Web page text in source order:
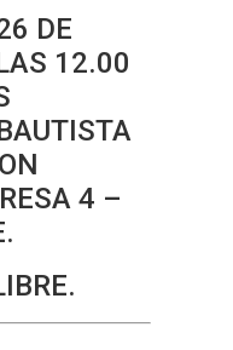
DE
12.00
4 –